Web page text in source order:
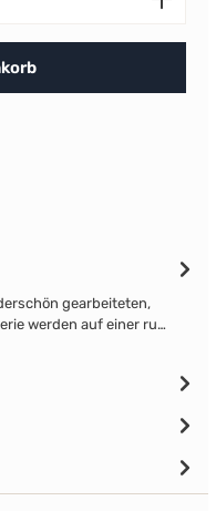
gearbeiteten,
werden auf einer ru…